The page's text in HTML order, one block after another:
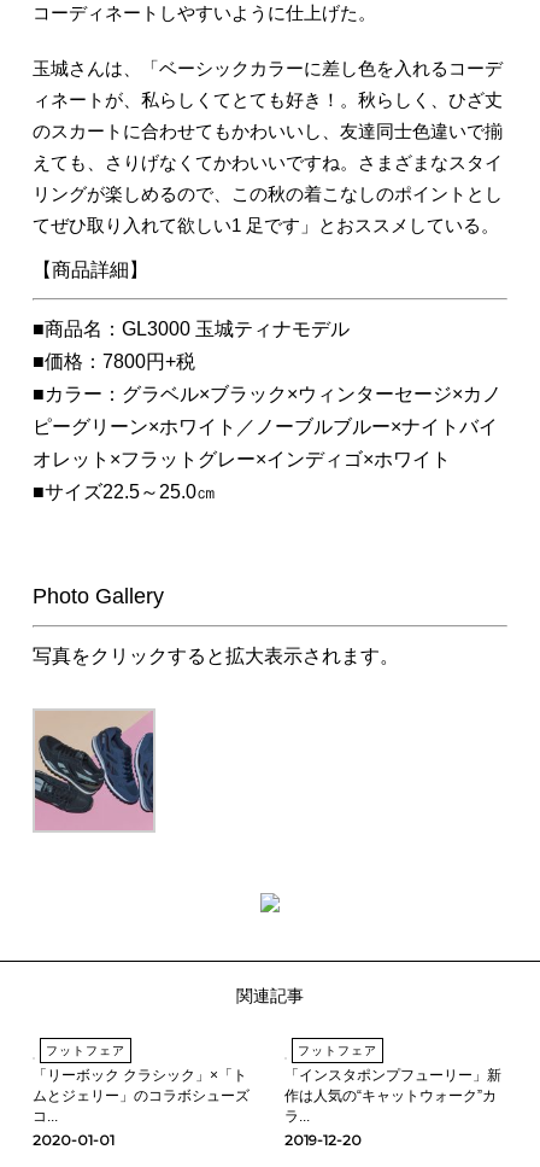
コーディネートしやすいように仕上げた。
玉城さんは、「ベーシックカラーに差し色を入れるコーデ
ィネートが、私らしくてとても好き！。秋らしく、ひざ丈
のスカートに合わせてもかわいいし、友達同士色違いで揃
えても、さりげなくてかわいいですね。さまざまなスタイ
リングが楽しめるので、この秋の着こなしのポイントとし
てぜひ取り入れて欲しい1 足です」とおススメしている。
【商品詳細】
■商品名：GL3000 玉城ティナモデル
■価格：7800円+税
■カラー：グラベル×ブラック×ウィンターセージ×カノ
ピーグリーン×ホワイト／ノーブルブルー×ナイトバイ
オレット×フラットグレー×インディゴ×ホワイト
■サイズ22.5～25.0㎝
Photo Gallery
写真をクリックすると拡大表示されます。
関連記事
フットフェア
「リーボック クラシック」×「ト
ムとジェリー」のコラボシューズ
コ...
2020-01-01
フットフェア
「インスタポンプフューリー」新
作は人気の“キャットウォーク”カ
ラ...
2019-12-20